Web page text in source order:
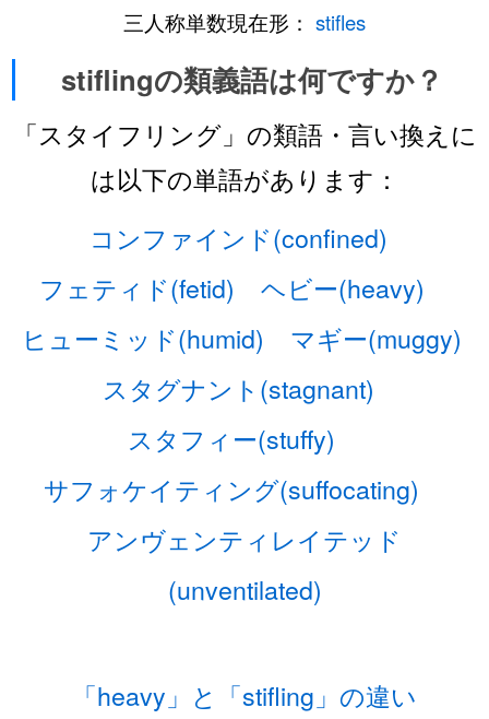
三人称単数現在形： stifles
stiflingの類義語は何ですか？
「スタイフリング」の類語・言い換えに
は以下の単語があります：
コンファインド(confined)
フェティド(fetid)
ヘビー(heavy)
ヒューミッド(humid)
マギー(muggy)
スタグナント(stagnant)
スタフィー(stuffy)
サフォケイティング(suffocating)
アンヴェンティレイテッド
(unventilated)
「heavy」と「stifling」の違い